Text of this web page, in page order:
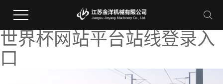
世界杯网站平台站线登录入
口